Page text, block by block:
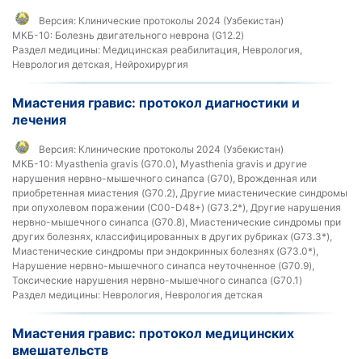
Версия: Клинические протоколы 2024 (Узбекистан)
МКБ-10: Болезнь двигательного неврона (G12.2)
Раздел медицины: Медицинская реабилитация, Неврология,
Неврология детская, Нейрохирургия
Миастения гравис: протокол диагностики и
лечения
Версия: Клинические протоколы 2024 (Узбекистан)
МКБ-10: Myasthenia gravis (G70.0), Myasthenia gravis и другие
нарушения нервно-мышечного синапса (G70), Врожденная или
приобретенная миастения (G70.2), Другие миастенические синдромы
при опухолевом поражении (C00-D48+) (G73.2*), Другие нарушения
нервно-мышечного синапса (G70.8), Миастенические синдромы при
других болезнях, классифицированных в других рубриках (G73.3*),
Миастенические синдромы при эндокринных болезнях (G73.0*),
Нарушение нервно-мышечного синапса неуточненное (G70.9),
Токсические нарушения нервно-мышечного синапса (G70.1)
Раздел медицины: Неврология, Неврология детская
Миастения гравис: протокол медицинских
вмешательств